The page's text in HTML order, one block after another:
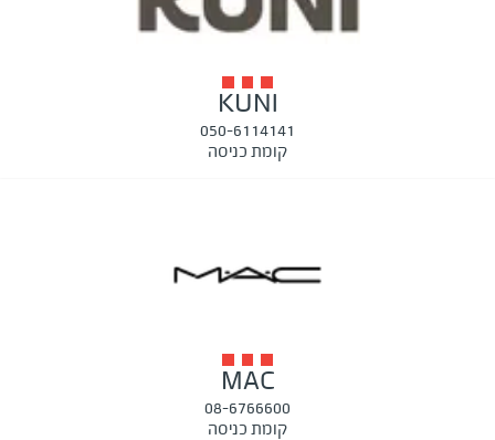
KUNI
050-6114141
קומת כניסה
MAC
08-6766600
קומת כניסה